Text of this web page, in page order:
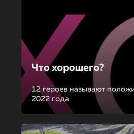
Что хорошего?
12 героев называют
2022 года